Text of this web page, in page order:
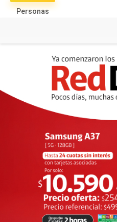
Personas